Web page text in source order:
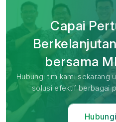
Capai
bersama
Hubungi tim kami sekarang
solusi efektif berbagai